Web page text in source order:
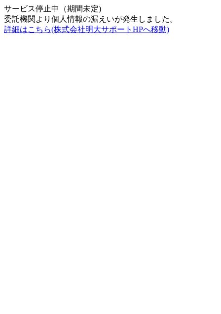
サービス停止中（期間未定)
委託機関より個人情報の漏えいが発生しました。
詳細はこちら(株式会社明大サポートHPへ移動)